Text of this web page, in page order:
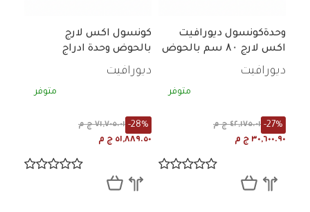
وحدةكونسول ديورافيت
اكس لارج ۸۰ سم بالحوض
مع وحدة موبيليا بيوارفيدا
ابيض
ديورافيت
متوفر
٤٢,١٧٥.٠١ ج م -27%
٣٠,٦٠٠.٩٠ ج م
كونسول اكس لارج
بالحوض وحدة ادراج
ديورافيت
متوفر
٧١,٧٠٥.٠١ ج م -28%
٥١,٨٨٩.٥٠ ج م